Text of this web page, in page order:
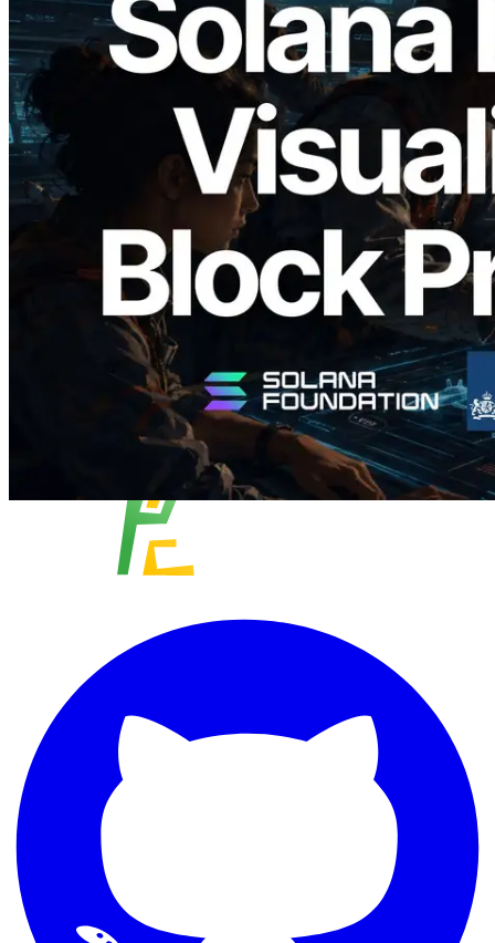
2026.05.24
Validators Solutions lanza el Solana Block
Analyzer — Visualización del tiempo de
producción de bloque por slot y del
Validador asignado
Leer este artículo